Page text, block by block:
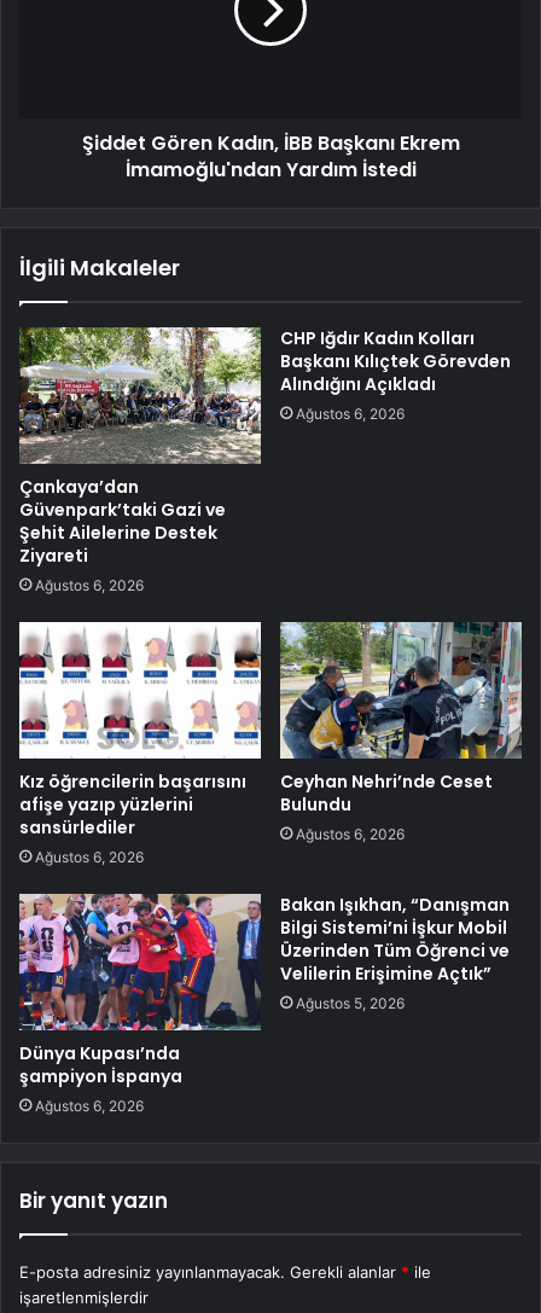
Şiddet Gören Kadın, İBB Başkanı Ekrem
İmamoğlu'ndan Yardım İstedi
İlgili Makaleler
Çankaya’dan
Güvenpark’taki Gazi ve
Şehit Ailelerine Destek
Ziyareti
Ağustos 6, 2026
CHP Iğdır Kadın Kolları
Başkanı Kılıçtek Görevden
Alındığını Açıkladı
Ağustos 6, 2026
Kız öğrencilerin başarısını
afişe yazıp yüzlerini
sansürlediler
Ağustos 6, 2026
Ceyhan Nehri’nde Ceset
Bulundu
Ağustos 6, 2026
Dünya Kupası’nda
şampiyon İspanya
Ağustos 6, 2026
Bakan Işıkhan, “Danışman
Bilgi Sistemi’ni İşkur Mobil
Üzerinden Tüm Öğrenci ve
Velilerin Erişimine Açtık”
Ağustos 5, 2026
Bir yanıt yazın
E-posta adresiniz yayınlanmayacak. Gerekli alanlar * ile
işaretlenmişlerdir